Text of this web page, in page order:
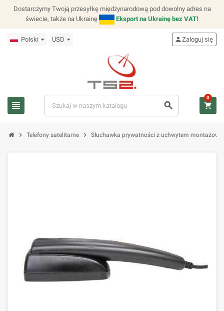
Dostarczymy Twoją przesyłkę międzynarodową pod dowolny adres na
świecie, także na Ukrainę
Eksport na Ukrainę bez VAT!
Polski USD
view_headline search
personZaloguj się
shopping_cart
0
chevron_right Telefony satelitarne chevron_right Słuchawka prywatności z uchwytem